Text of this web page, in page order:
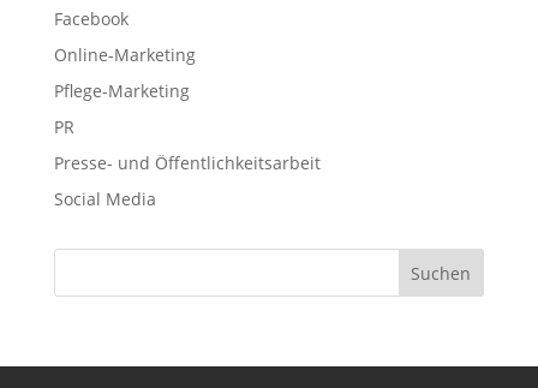
Facebook
Online-Marketing
Pflege-Marketing
PR
Presse- und Öffentlichkeitsarbeit
Social Media